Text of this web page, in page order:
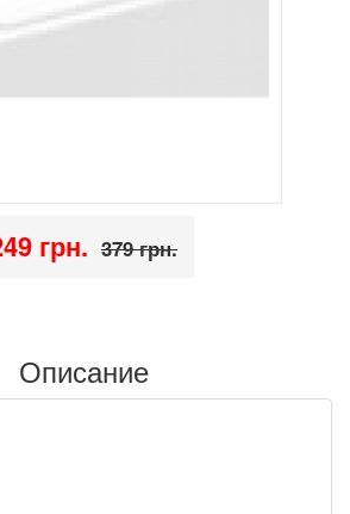
грн. 379 грн.
Описание